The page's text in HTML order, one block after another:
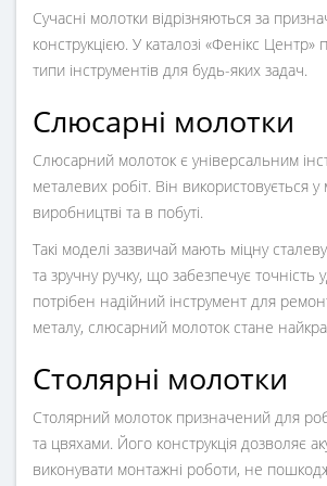
Сучасні молотки відрізняються за
конструкцією. У каталозі «Фенікс Центр»
типи інструментів для будь-яких задач.
Слюсарні молотки
Слюсарний молоток є універсальним
металевих робіт. Він використовується
виробництві та в побуті.
Такі моделі зазвичай мають міцну
та зручну ручку, що забезпечує точність
потрібен надійний інструмент для
металу, слюсарний молоток стане
Столярні молотки
Столярний молоток призначений для
та цвяхами. Його конструкція дозволяє
виконувати монтажні роботи, не